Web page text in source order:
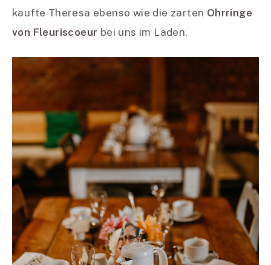
kaufte Theresa ebenso wie die zarten Ohrringe
von Fleuriscoeur bei uns im Laden.